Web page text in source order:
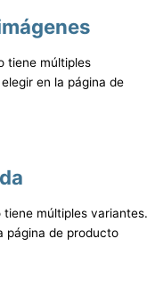
tiene múltiples
en la página de
tiene múltiples variantes.
página de producto